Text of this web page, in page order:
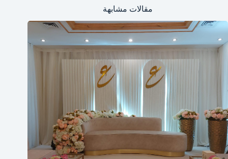
مقالات مشابهة